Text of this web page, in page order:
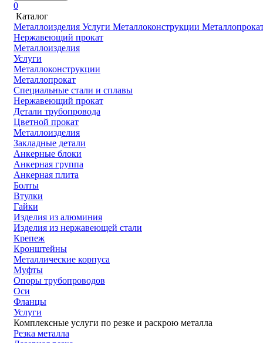
0
Каталог
Металлоизделия Услуги Металлоконструкции
Нержавеющий прокат
Металлоизделия
Услуги
Металлоконструкции
Металлопрокат
Специальные стали и сплавы
Нержавеющий прокат
Детали трубопровода
Цветной прокат
Металлоизделия
Закладные детали
Анкерные блоки
Анкерная группа
Анкерная плита
Болты
Втулки
Гайки
Изделия из алюминия
Изделия из нержавеющей стали
Крепеж
Кронштейны
Металлические корпуса
Муфты
Опоры трубопроводов
Оси
Фланцы
Услуги
Комплексные услуги по резке и раскрою металла
Резка металла